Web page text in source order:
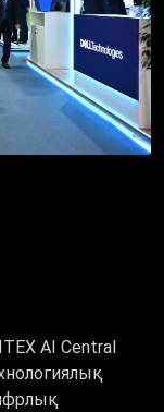
AI Central